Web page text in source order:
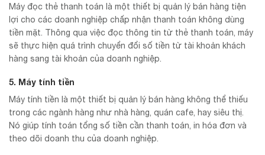
Máy đọc thẻ thanh toán là một thiết bị quản lý bán hàng tiện
lợi cho các doanh nghiệp chấp nhận thanh toán không dùng
tiền mặt. Thông qua việc đọc thông tin từ thẻ thanh toán, máy
sẽ thực hiện quá trình chuyển đổi số tiền từ tài khoản khách
hàng sang tài khoản của doanh nghiệp.
5. Máy tính tiền
Máy tính tiền là một thiết bị quản lý bán hàng không thể thiếu
trong các ngành hàng như nhà hàng, quán cafe, hay siêu thị.
Nó giúp tính toán tổng số tiền cần thanh toán, in hóa đơn và
theo dõi doanh thu của doanh nghiệp.